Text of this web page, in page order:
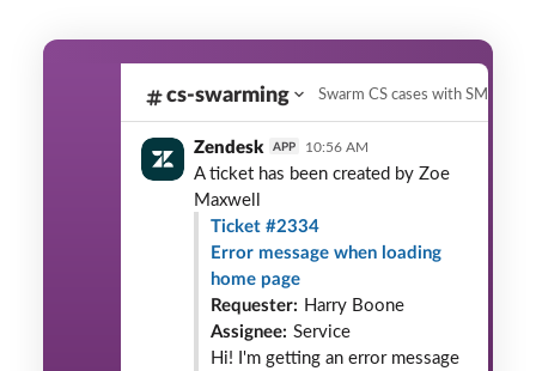
cs-swarming
Zendesk APP 10:56 AM
A ticket has been created by Zoe
Maxwell
Ticket #2334
Error message when loading
home page
Requester: Harry Boone
Assignee: Service
Hi! I'm getting an error message